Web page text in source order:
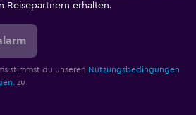
Reisepartnern erhalten.
stimmst du unseren Nutzungsbedingungen
zu